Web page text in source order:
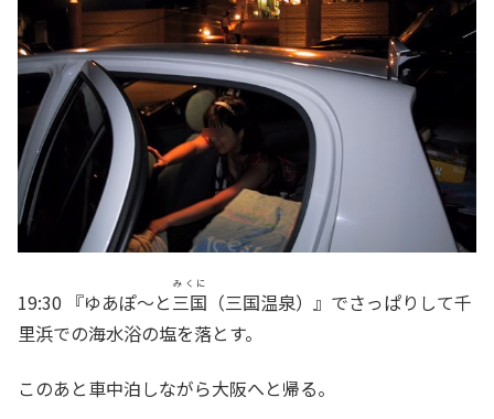
19:30 『ゆあぽ～と三国
みくに
（三国温泉）』でさっぱりして千
里浜での海水浴の塩を落とす。
このあと車中泊しながら大阪へと帰る。